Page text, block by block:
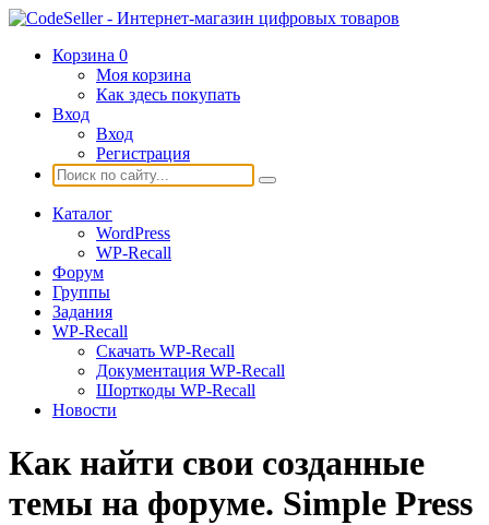
Корзина 0
Моя корзина
Как здесь покупать
Вход
Вход
Регистрация
Каталог
WordPress
WP-Recall
Форум
Группы
Задания
WP-Recall
Скачать WP-Recall
Документация WP-Recall
Шорткоды WP-Recall
Новости
Как найти свои созданные
темы на форуме. Simple Press